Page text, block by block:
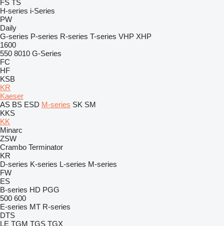
FS TS
H-series i-Series
PW
Daily
G-series P-series R-series T-series VHP XHP
1600
550 8010 G-Series
FC
HF
KSB
KR
Kaeser
AS BS ESD M-series SK SM
KKS
KK
Minarc
ZSW
Crambo Terminator
KR
D-series K-series L-series M-series
FW
ES
B-series HD PGG
500 600
E-series MT R-series
DTS
LE TGM TGS TGX